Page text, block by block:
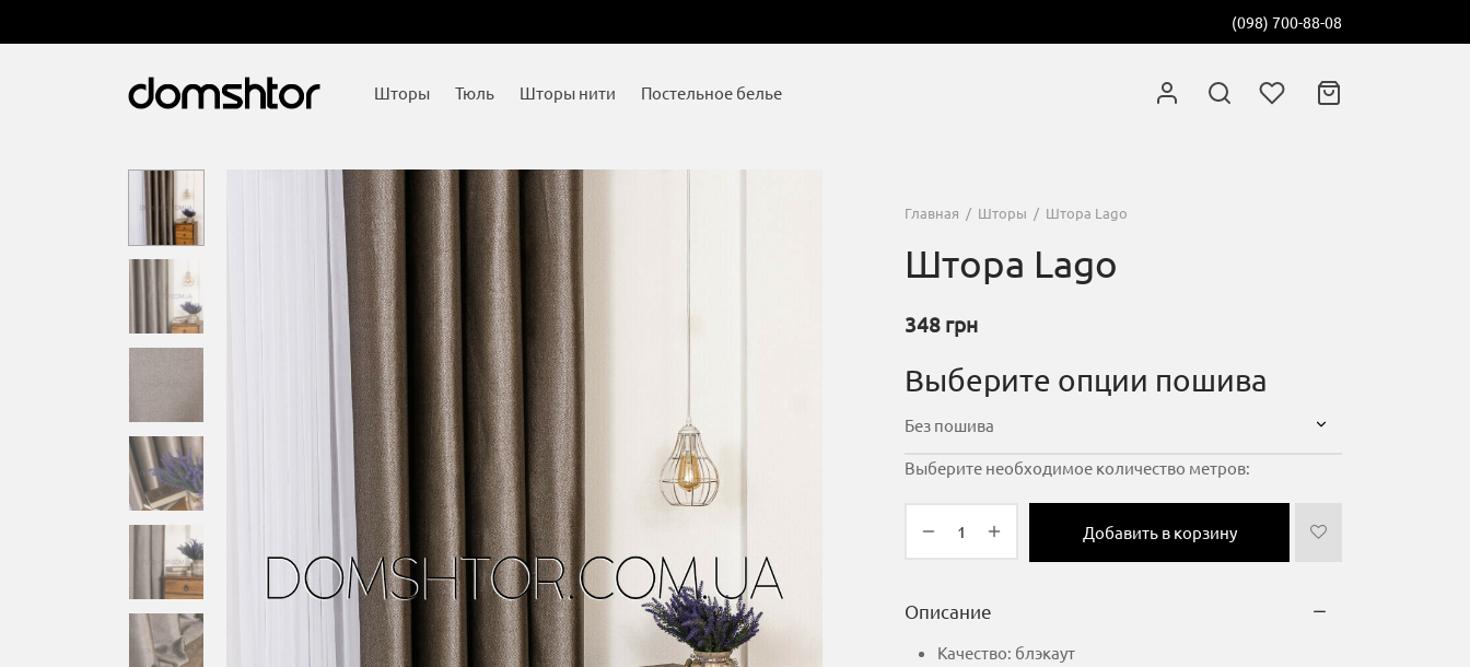
(098) 700-88-08
Шторы Тюль Шторы нити Постельное белье
Главная / Шторы / Штора Lago
Штора Lago
348 грн
Выберите опции пошива
Выберите необходимое количество метров:
Добавить в корзину
Описание
Качество: блэкаут